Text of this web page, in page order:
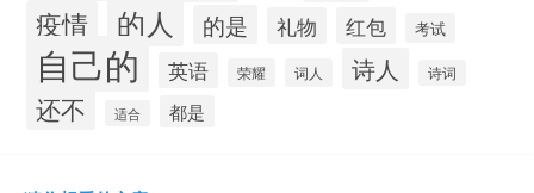
疫情 的人 的是 礼物 红包 考试
自己的 英语 荣耀 词人 诗人 诗词
还不 适合 都是